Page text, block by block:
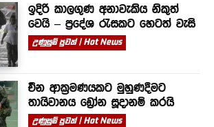
ඉදිරි කාලගුණ අනාවැකිය නිකුත්
වෙයි – ප්‍රදේශ රැසකට හෙටත් වැසි
උණුසුම් පුවත් | Hot News
චීන ආක්‍රමණයකට මුහුණදීමට
තායිවානය ඩ්‍රෝන සූදානම් කරයි
උණුසුම් පුවත් | Hot News